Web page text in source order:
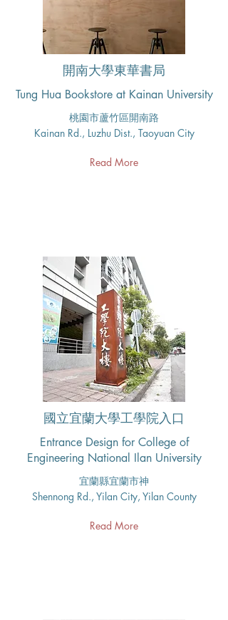
開南大學東華書局
Tung Hua Bookstore at Kainan University
桃園市蘆竹區開南路
Kainan Rd., Luzhu Dist., Taoyuan City
Read More
國立宜蘭大學工學院入口
Entrance Design for College of
Engineering National Ilan University
宜蘭縣宜蘭市神
Shennong Rd., Yilan City, Yilan County
Read More